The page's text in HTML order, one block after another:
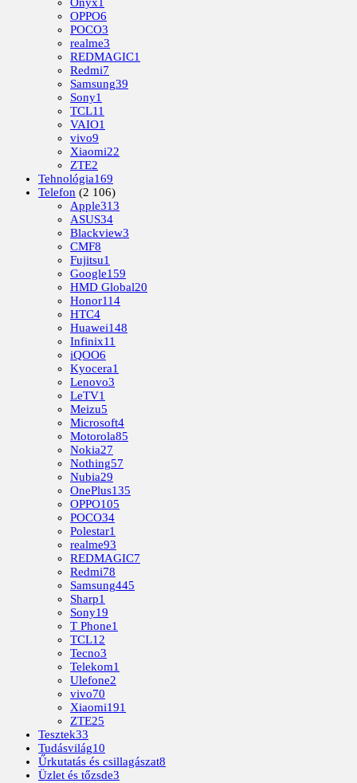
OPPO6
POCO3
realme3
REDMAGIC1
Redmi7
Samsung39
Sony1
TCL11
VAIO1
vivo9
Xiaomi22
ZTE2
Tehnológia169
Telefon (2 106)
Apple313
ASUS34
Blackview3
CMF8
Fujitsu1
Google159
HMD Global20
Honor114
HTC4
Huawei148
Infinix11
iQOO6
Kyocera1
Lenovo3
LeTV1
Meizu5
Microsoft4
Motorola85
Nokia27
Nothing57
Nubia29
OnePlus135
OPPO105
POCO34
Polestar1
realme93
REDMAGIC7
Redmi78
Samsung445
Sharp1
Sony19
T Phone1
TCL12
Tecno3
Telekom1
Ulefone2
vivo70
Xiaomi191
ZTE25
Tesztek33
Tudásvilág10
Űrkutatás és csillagászat8
Üzlet és tőzsde3